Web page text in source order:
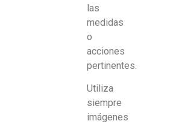
las
medidas
o
acciones
pertinentes.
Utiliza
siempre
imágenes